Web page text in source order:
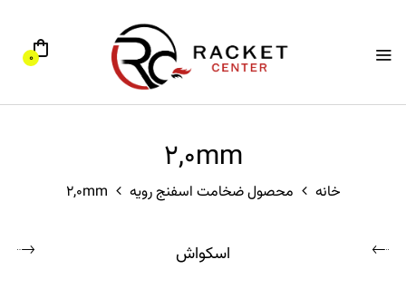
0
2,0mm
خانه محصول ضخامت اسفنج رویه
اسکواش